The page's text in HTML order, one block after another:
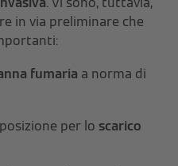
in via preliminare che
fumaria a norma di
per lo scarico